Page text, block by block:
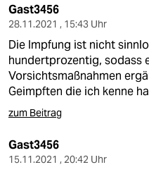
Gast3456
28.11.2021 , 15:43 Uhr
Die Impfung ist nicht
hundertprozentig, sodass
Vorsichtsmaßnahmen
Geimpften die ich kenne
zum Beitrag
Gast3456
15.11.2021 , 20:42 Uhr